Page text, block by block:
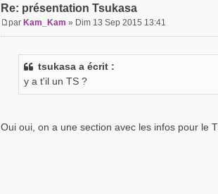
Re: présentation Tsukasa
par Kam_Kam » Dim 13 Sep 2015 13:41
tsukasa a écrit :
y a t'il un TS ?
Oui oui, on a une section avec les infos pour le